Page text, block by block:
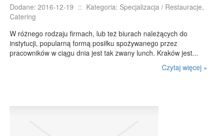
Dodane: 2016-12-19 :: Kategoria: Specjalizacja / Restauracje,
Catering
W różnego rodzaju firmach, lub też biurach należących do
instytucji, popularną formą posiłku spożywanego przez
pracowników w ciągu dnia jest tak zwany lunch. Kraków jest...
Czytaj więcej »